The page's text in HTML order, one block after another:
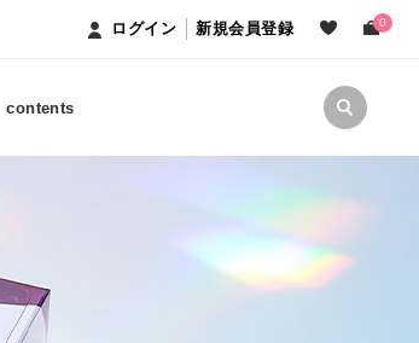
ログイン 新規会員登録 0
contents